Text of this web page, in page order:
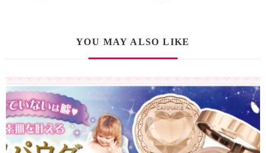
YOU MAY ALSO LIKE